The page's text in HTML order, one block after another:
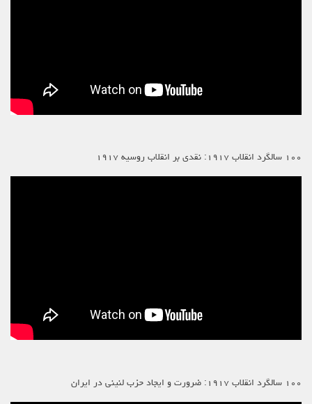
۱۰۰ سالگرد انقلاب ۱۹۱۷: نقدی بر انقلاب روسیه ۱۹۱۷
۱۰۰ سالگرد انقلاب ۱۹۱۷: ضرورت و ایجاد حزب لنینی در ایران